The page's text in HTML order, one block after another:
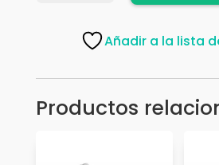
Añadir a la lista
Productos